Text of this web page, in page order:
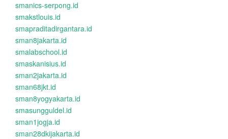
smanics-serpong.id
smakstlouis.id
smapraditadirgantara.id
sman8jakarta.id
smalabschool.id
smaskanisius.id
sman2jakarta.id
sman68jkt.id
sman8yogyakarta.id
smasungguldel.id
sman1jogja.id
sman28dkijakarta.id